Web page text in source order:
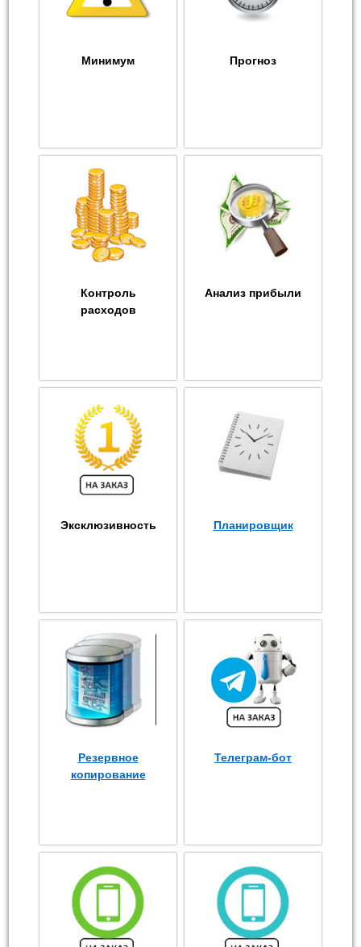
Минимум Прогноз
Контроль
расходов
Анализ прибыли
Эксклюзивность Планировщик
Резервное
копирование
Телеграм-бот